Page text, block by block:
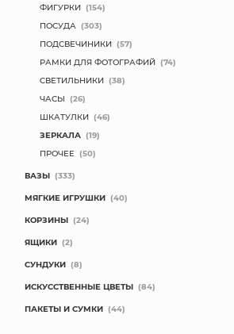
ФИГУРКИ (154)
ПОСУДА (303)
ПОДСВЕЧИНИКИ (57)
РАМКИ ДЛЯ ФОТОГРАФИЙ (74)
СВЕТИЛЬНИКИ (38)
ЧАСЫ (26)
ШКАТУЛКИ (46)
ЗЕРКАЛА (19)
ПРОЧЕЕ (50)
ВАЗЫ (333)
МЯГКИЕ ИГРУШКИ (40)
КОРЗИНЫ (24)
ЯЩИКИ (2)
СУНДУКИ (8)
ИСКУССТВЕННЫЕ ЦВЕТЫ (84)
ПАКЕТЫ И СУМКИ (44)